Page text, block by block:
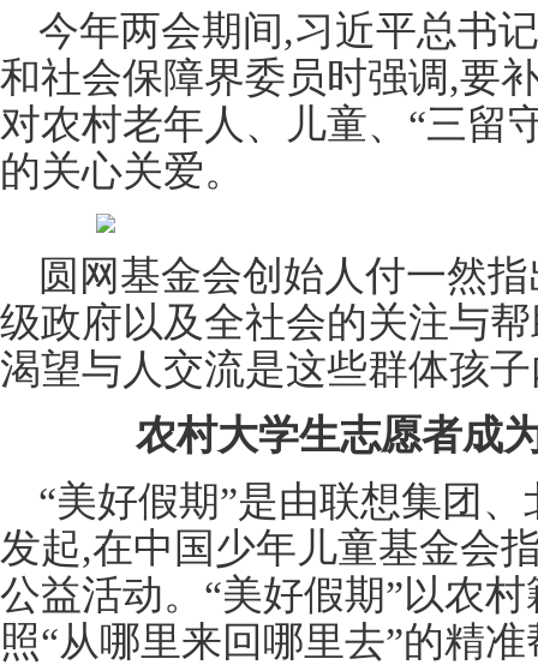
今年两会期间,习近平总书
和社会保障界委员时强调,要
对农村老年人、儿童、“三留
的关心关爱。
圆网基金会创始人付一然
级政府以及全社会的关注与
渴望与人交流是这些群体孩
农村大学生志愿者成
“美好假期”是由联想集团
发起,在中国少年儿童基金会
公益活动。“美好假期”以农
照“从哪里来回哪里去”的精